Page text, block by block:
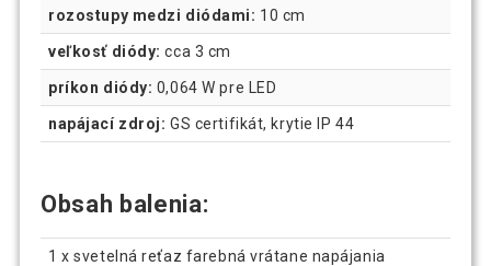
rozostupy medzi diódami: 10 cm
veľkosť diódy: cca 3 cm
príkon diódy: 0,064 W pre LED
napájací zdroj: GS certifikát, krytie IP 44
Obsah balenia:
1 x svetelná reťaz farebná vrátane napájania